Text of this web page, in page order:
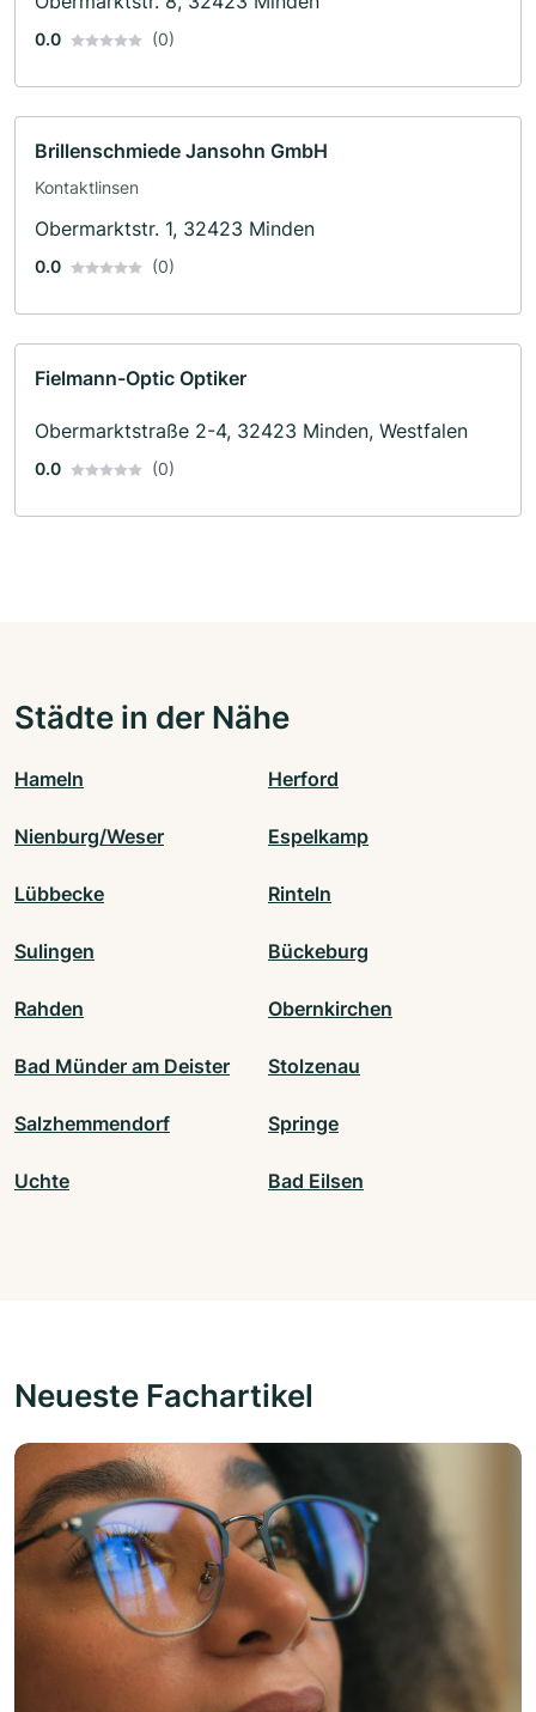
0.0 (0)
Brillenschmiede Jansohn GmbH
Kontaktlinsen
Obermarktstr. 1, 32423 Minden
0.0 (0)
Fielmann-Optic Optiker
Obermarktstraße 2-4, 32423 Minden, Westfalen
0.0 (0)
Städte in der Nähe
Hameln Herford
Nienburg/Weser Espelkamp
Lübbecke Rinteln
Sulingen Bückeburg
Rahden Obernkirchen
Bad Münder am Deister Stolzenau
Salzhemmendorf Springe
Uchte Bad Eilsen
Neueste Fachartikel